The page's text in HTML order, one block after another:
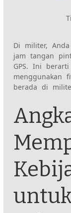
Di militer,
jam tangan
GPS. Ini
menggunakan
berada di